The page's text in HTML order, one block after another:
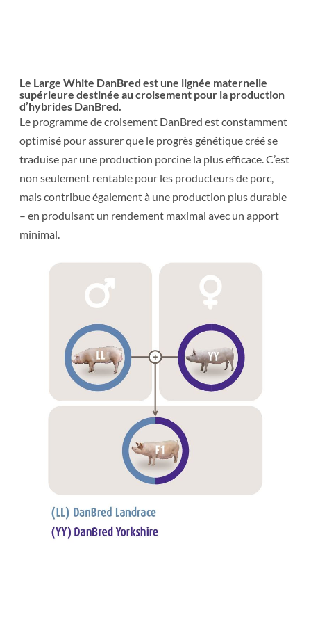
Le Large White DanBred est une lignée maternelle
supérieure destinée au croisement pour la production
d’hybrides DanBred.
Le programme de croisement DanBred est constamment
optimisé pour assurer que le progrès génétique créé se
traduise par une production porcine la plus efficace. C’est
non seulement rentable pour les producteurs de porc,
mais contribue également à une production plus durable
– en produisant un rendement maximal avec un apport
minimal.